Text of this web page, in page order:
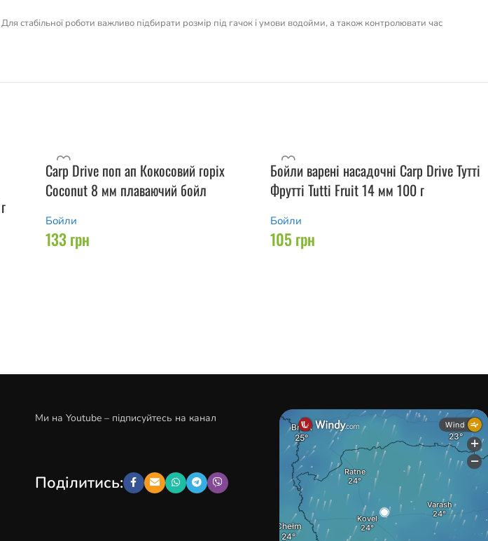
стабільної роботи важливо підбирати розмір під гачок і умови водойми, а також контролювати час
Carp Drive поп ап Кокосовий горіх
Coconut 8 мм плаваючий бойл
Бойли
133 грн
Бойли варені насадочні Carp Drive Тутті
Фрутті Tutti Fruit 14 мм 100 г
Бойли
105 грн
Ми на Youtube – підписуйтесь на канал
Поділитись: